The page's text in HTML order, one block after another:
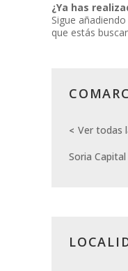
¿Ya has
Sigue
que estás
Ver todas
Soria Capital